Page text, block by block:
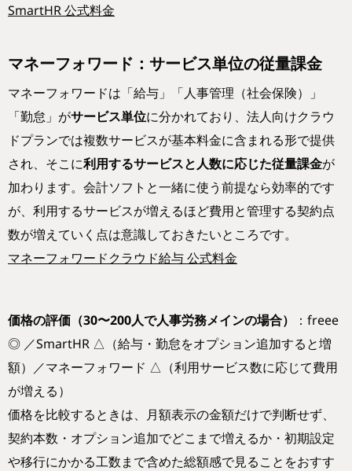
SmartHR 公式料金
マネーフォワード：サービス単位の従量課金
マネーフォワードは「給与」「人事管理（社会保険）」
「勤怠」がサービス単位に分かれており、法人向けクラウ
ドプランでは複数サービスが基本料金に含まれる形で提供
され、そこに利用するサービスと人数に応じた従量課金が
加わります。会計ソフトと一緒に使う前提なら効率的です
が、利用するサービスが増えるほど費用と管理する契約点
数が増えていく点は意識しておきたいところです。
マネーフォワードクラウド給与 公式料金
価格の評価（30〜200人で人事労務メインの場合）
：freee
◎ ／SmartHR △（給与・勤怠をオプション追加すると増
額）／マネーフォワード △（利用サービス数に応じて費用
が増える）
価格を比較するときは、月額表示の金額だけで判断せず、
契約本数・オプション追加でどこまで増えるか・初期設定
や移行にかかる工数まで含めた総額感で見ることをおすす